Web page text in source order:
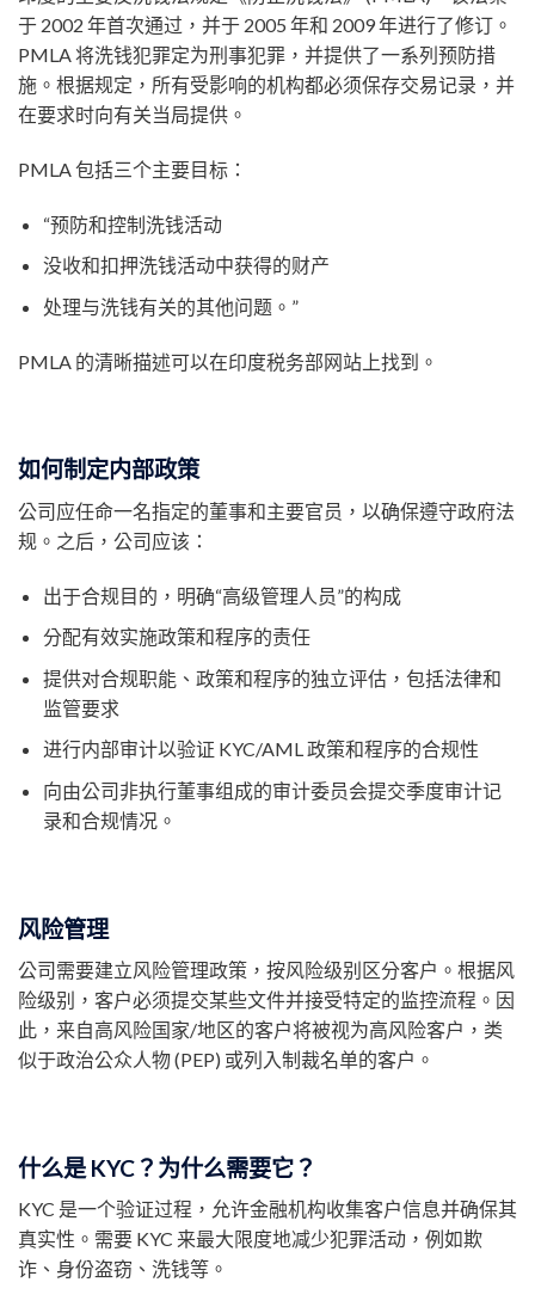
于 2002 年首次通过，并于 2005 年和 2009 年进行了修订。
PMLA 将洗钱犯罪定为刑事犯罪，并提供了一系列预防措
施。根据规定，所有受影响的机构都必须保存交易记录，并
在要求时向有关当局提供。
PMLA 包括三个主要目标：
“预防和控制洗钱活动
没收和扣押洗钱活动中获得的财产
处理与洗钱有关的其他问题。”
PMLA 的清晰描述可以在印度税务部网站上找到。
如何制定内部政策
公司应任命一名指定的董事和主要官员，以确保遵守政府法
规。之后，公司应该：
出于合规目的，明确“高级管理人员”的构成
分配有效实施政策和程序的责任
提供对合规职能、政策和程序的独立评估，包括法律和
监管要求
进行内部审计以验证 KYC/AML 政策和程序的合规性
向由公司非执行董事组成的审计委员会提交季度审计记
录和合规情况。
风险管理
公司需要建立风险管理政策，按风险级别区分客户。根据风
险级别，客户必须提交某些文件并接受特定的监控流程。因
此，来自高风险国家/地区的客户将被视为高风险客户，类
似于政治公众人物 (PEP) 或列入制裁名单的客户。
什么是 KYC？为什么需要它？
KYC 是一个验证过程，允许金融机构收集客户信息并确保其
真实性。需要 KYC 来最大限度地减少犯罪活动，例如欺
诈、身份盗窃、洗钱等。